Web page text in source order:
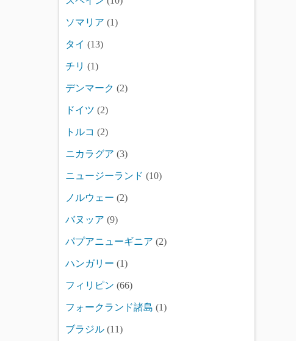
ソマリア (1)
タイ (13)
チリ (1)
デンマーク (2)
ドイツ (2)
トルコ (2)
ニカラグア (3)
ニュージーランド (10)
ノルウェー (2)
バヌッア (9)
パプアニューギニア (2)
ハンガリー (1)
フィリピン (66)
フォークランド諸島 (1)
ブラジル (11)